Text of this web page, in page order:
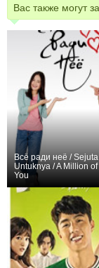
Вас также могут
Всё ради неё /
Untuknya / A Million
You